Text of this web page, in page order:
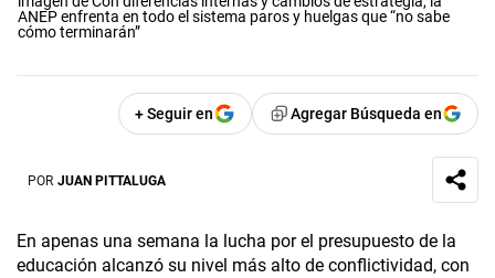
ANEP enfrenta en todo el sistema paros y huelgas que “no sabe
cómo terminarán”
+ Seguir en Agregar Búsqueda en
POR JUAN PITTALUGA
En apenas una semana la lucha por el presupuesto de la
educación alcanzó su nivel más alto de conflictividad, con